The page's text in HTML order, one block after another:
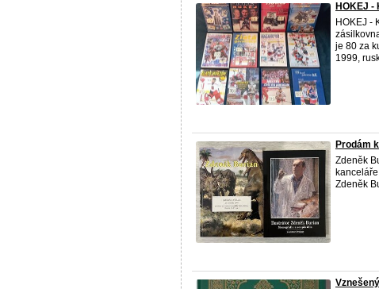
HOKEJ -
HOKEJ -
je 80 za
1999,
Prodám
Zdeněk
Zdeněk